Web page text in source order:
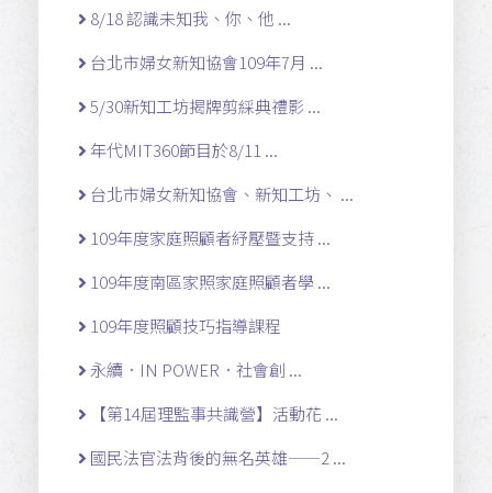
8/18 認識未知我、你、他 ...
台北市婦女新知協會109年7月 ...
5/30新知工坊揭牌剪綵典禮影 ...
年代MIT360節目於8/11 ...
台北市婦女新知協會、新知工坊、 ...
109年度家庭照顧者紓壓暨支持 ...
109年度南區家照家庭照顧者學 ...
109年度照顧技巧指導課程
永續．IN POWER．社會創 ...
【第14屆理監事共識營】活動花 ...
國民法官法背後的無名英雄——2 ...